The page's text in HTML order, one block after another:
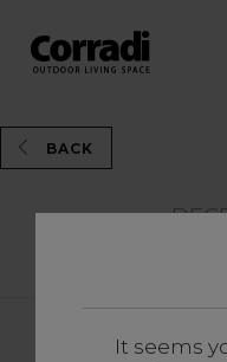
It seems
BACK